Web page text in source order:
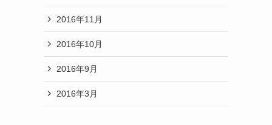
2016年11月
2016年10月
2016年9月
2016年3月